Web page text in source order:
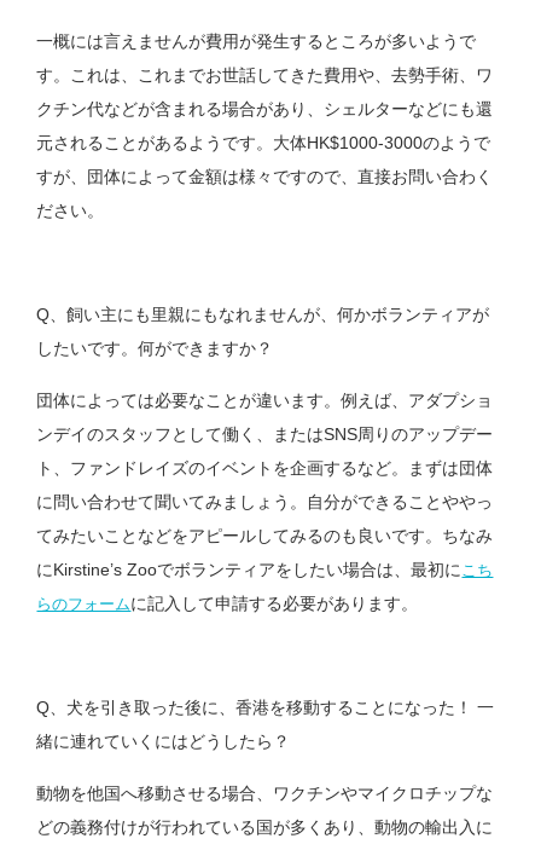
一概には言えませんが費用が発生するところが多いようで
す。これは、これまでお世話してきた費用や、去勢手術、ワ
クチン代などが含まれる場合があり、シェルターなどにも還
元されることがあるようです。大体HK$1000-3000のようで
すが、団体によって金額は様々ですので、直接お問い合わく
ださい。
Q、飼い主にも里親にもなれませんが、何かボランティアが
したいです。何ができますか？
団体によっては必要なことが違います。例えば、アダプショ
ンデイのスタッフとして働く、またはSNS周りのアップデー
ト、ファンドレイズのイベントを企画するなど。まずは団体
に問い合わせて聞いてみましょう。自分ができることややっ
てみたいことなどをアピールしてみるのも良いです。ちなみ
にKirstine’s Zooでボランティアをしたい場合は、最初に こち
らのフォームに記入して申請する必要があります。
Q、犬を引き取った後に、香港を移動することになった！ 一
緒に連れていくにはどうしたら？
動物を他国へ移動させる場合、ワクチンやマイクロチップな
どの義務付けが行われている国が多くあり、動物の輸出入に